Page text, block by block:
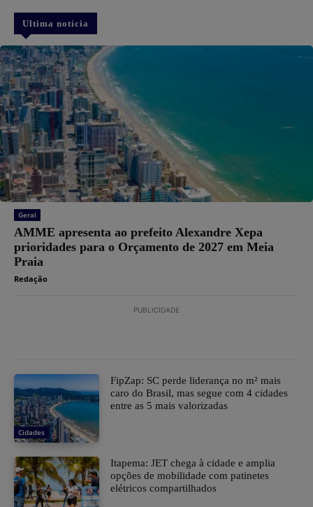
Ultima notícia
Geral
AMME apresenta ao prefeito Alexandre Xepa
prioridades para o Orçamento de 2027 em Meia
Praia
Redação
PUBLICIDADE
Cidades
FipZap: SC perde liderança no m² mais
caro do Brasil, mas segue com 4 cidades
entre as 5 mais valorizadas
Itapema: JET chega à cidade e amplia
opções de mobilidade com patinetes
elétricos compartilhados